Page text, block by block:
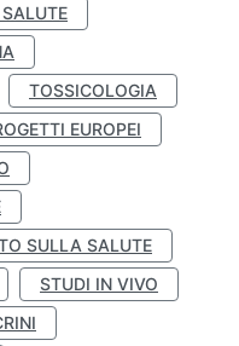
TOSSICOLOGIA
EUROPEI
SULLA SALUTE
STUDI IN VIVO